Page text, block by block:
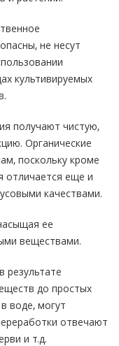
не несут
культивируемых
получают чистую,
Органические
поскольку кроме
отличается еще и
качествами.
ее
веществами.
результате
до простых
воде, могут
отвечают
и т.д.